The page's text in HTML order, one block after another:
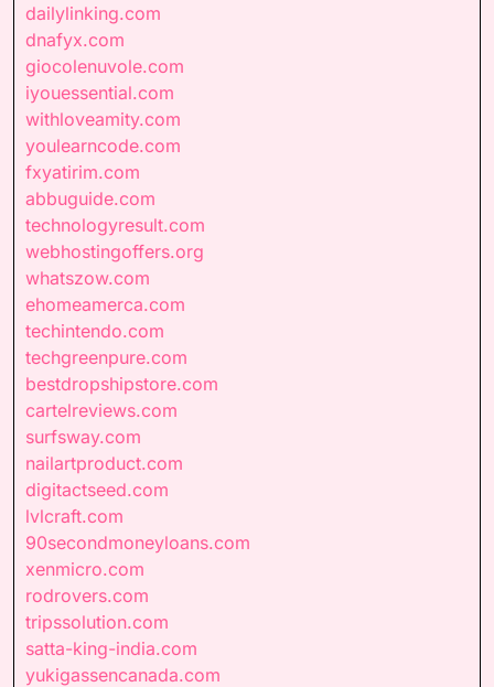
dailylinking.com
dnafyx.com
giocolenuvole.com
iyouessential.com
withloveamity.com
youlearncode.com
fxyatirim.com
abbuguide.com
technologyresult.com
webhostingoffers.org
whatszow.com
ehomeamerca.com
techintendo.com
techgreenpure.com
bestdropshipstore.com
cartelreviews.com
surfsway.com
nailartproduct.com
digitactseed.com
lvlcraft.com
90secondmoneyloans.com
xenmicro.com
rodrovers.com
tripssolution.com
satta-king-india.com
yukigassencanada.com